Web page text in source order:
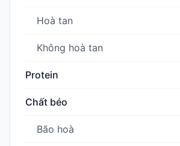
Hoà tan
Không hoà tan
Protein
Chất béo
Bão hoà